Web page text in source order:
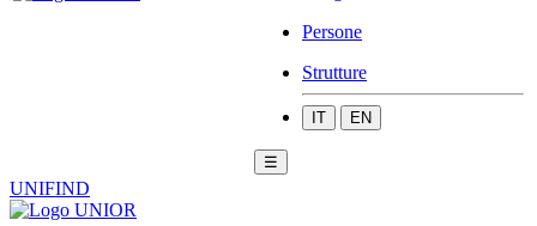
Persone
Strutture
IT EN
☰
UNIFIND